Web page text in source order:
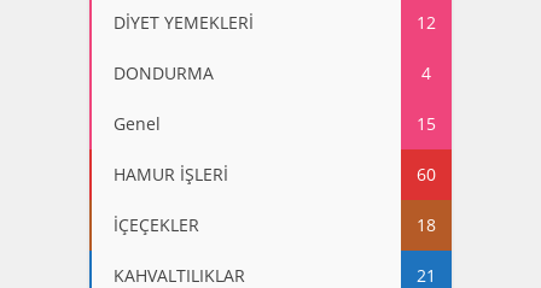
DİYET YEMEKLERİ 12
DONDURMA 4
Genel 15
HAMUR İŞLERİ 60
İÇEÇEKLER 18
KAHVALTILIKLAR 21